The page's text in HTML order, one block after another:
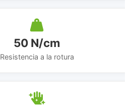
50 N/cm
Resistencia a la rotura